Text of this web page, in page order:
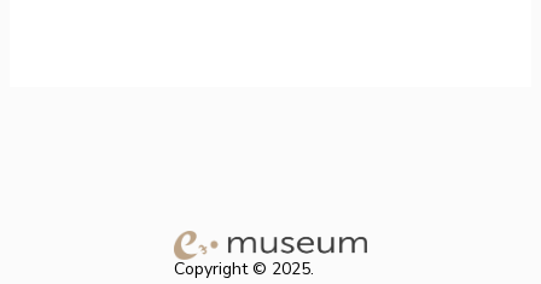
Copyright © 2025.